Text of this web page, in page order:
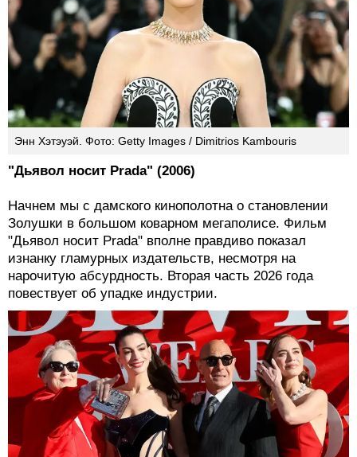
Энн Хэтэуэй. Фото: Getty Images / Dimitrios Kambouris
"Дьявол носит Prada" (2006)
Начнем мы с дамского кинополотна о становлении
Золушки в большом коварном мегаполисе. Фильм
"Дьявол носит Prada" вполне правдиво показал
изнанку гламурных издательств, несмотря на
нарочитую абсурдность. Вторая часть 2026 года
повествует об упадке индустрии.